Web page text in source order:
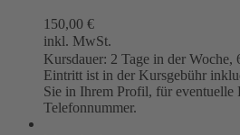
150,00 €
inkl. MwSt.
Kursdauer: 2 Tage in der
Eintritt ist in der Kursgebühr
Sie in Ihrem Profil, für eventuelle
Telefonnummer.